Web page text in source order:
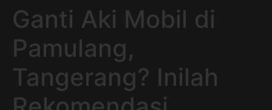
Ganti Aki Mobil di
Pamulang,
Tangerang? Inilah